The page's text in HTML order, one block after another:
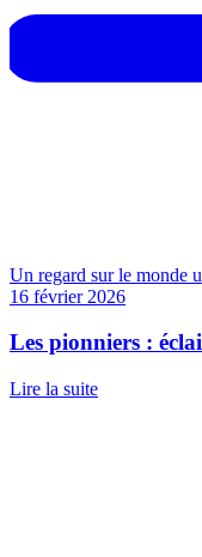
Un regard sur le monde
16 février 2026
Les pionniers :
Lire la suite